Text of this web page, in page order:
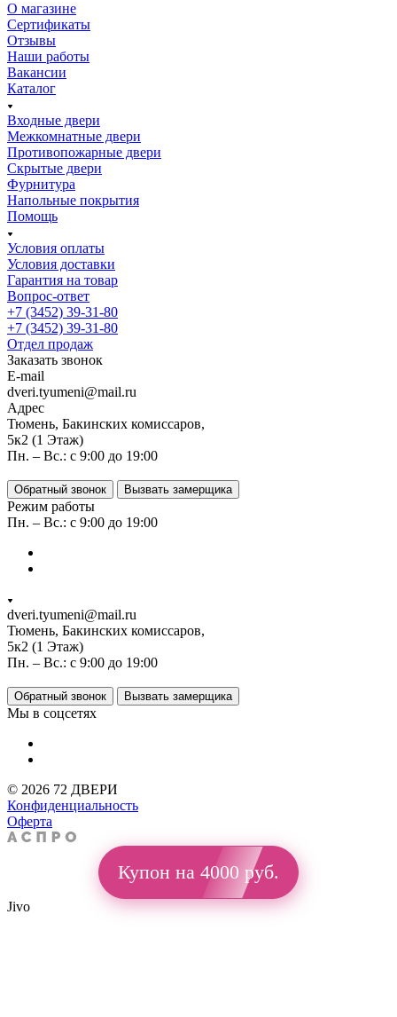
О магазине
Сертификаты
Отзывы
Наши работы
Вакансии
Каталог
Входные двери
Межкомнатные двери
Противопожарные двери
Скрытые двери
Фурнитура
Напольные покрытия
Помощь
Условия оплаты
Условия доставки
Гарантия на товар
Вопрос-ответ
+7 (3452) 39-31-80
+7 (3452) 39-31-80
Отдел продаж
Заказать звонок
E-mail
dveri.tyumeni@mail.ru
Адрес
Тюмень, Бакинских комиссаров,
5к2 (1 Этаж)
Пн. – Вс.: с 9:00 до 19:00
Обратный звонок Вызвать замерщика
Режим работы
Пн. – Вс.: с 9:00 до 19:00
dveri.tyumeni@mail.ru
Тюмень, Бакинских комиссаров,
5к2 (1 Этаж)
Пн. – Вс.: с 9:00 до 19:00
Обратный звонок Вызвать замерщика
Мы в соцсетях
© 2026 72 ДВЕРИ
Конфиденциальность
Оферта
Купон на 4000 руб.
Jivo